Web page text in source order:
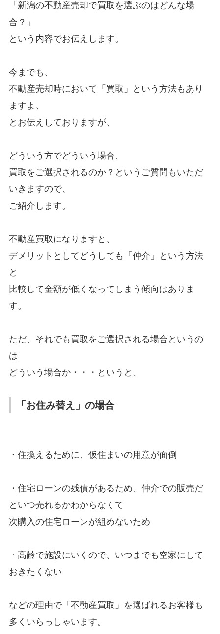
「新潟の不動産売却で買取を選ぶのはどんな場
合？」
という内容でお伝えします。
今までも、
不動産売却時において「買取」という方法もあり
ますよ、
とお伝えしておりますが、
どういう方でどういう場合、
買取をご選択されるのか？というご質問もいただ
いきますので、
ご紹介します。
不動産買取になりますと、
デメリットとしてどうしても「仲介」という方法
と
比較して金額が低くなってしまう傾向はありま
す。
ただ、それでも買取をご選択される場合というの
は
どういう場合か・・・というと、
「お住み替え」の場合
・住換えるために、仮住まいの用意が面倒
・住宅ローンの残債があるため、仲介での販売だ
といつ売れるかわからなくて
次購入の住宅ローンが組めないため
・高齢で施設にいくので、いつまでも空家にして
おきたくない
などの理由で「不動産買取」を選ばれるお客様も
多くいらっしゃいます。